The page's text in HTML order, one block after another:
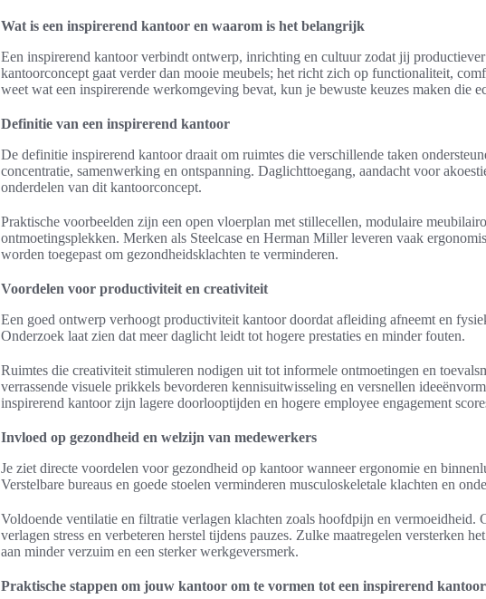
Wat is een inspirerend kantoor en waarom is het belangrijk
Een inspirerend kantoor verbindt ontwerp, inrichting en cultuur zodat jij
kantoorconcept gaat verder dan mooie meubels; het richt zich op functionaliteit,
weet wat een inspirerende werkomgeving bevat, kun je bewuste keuzes maken die
Definitie van een inspirerend kantoor
De definitie inspirerend kantoor draait om ruimtes die verschillende taken
concentratie, samenwerking en ontspanning. Daglichttoegang, aandacht voor
onderdelen van dit kantoorconcept.
Praktische voorbeelden zijn een open vloerplan met stillecellen, modulaire
ontmoetingsplekken. Merken als Steelcase en Herman Miller leveren vaak
worden toegepast om gezondheidsklachten te verminderen.
Voordelen voor productiviteit en creativiteit
Een goed ontwerp verhoogt productiviteit kantoor doordat afleiding afneemt en
Onderzoek laat zien dat meer daglicht leidt tot hogere prestaties en minder fouten.
Ruimtes die creativiteit stimuleren nodigen uit tot informele ontmoetingen en
verrassende visuele prikkels bevorderen kennisuitwisseling en versnellen
inspirerend kantoor zijn lagere doorlooptijden en hogere employee engagement
Invloed op gezondheid en welzijn van medewerkers
Je ziet directe voordelen voor gezondheid op kantoor wanneer ergonomie en
Verstelbare bureaus en goede stoelen verminderen musculoskeletale klachten en
Voldoende ventilatie en filtratie verlagen klachten zoals hoofdpijn en vermoeidheid.
verlagen stress en verbeteren herstel tijdens pauzes. Zulke maatregelen versterken
aan minder verzuim en een sterker werkgeversmerk.
Praktische stappen om jouw kantoor om te vormen tot een inspirerend kantoor